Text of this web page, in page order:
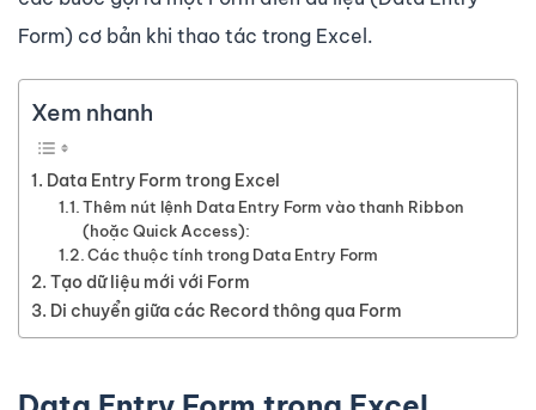
Form) cơ bản khi thao tác trong Excel.
Xem nhanh
Data Entry Form trong Excel
Thêm nút lệnh Data Entry Form vào thanh Ribbon
(hoặc Quick Access):
Các thuộc tính trong Data Entry Form
Tạo dữ liệu mới với Form
Di chuyển giữa các Record thông qua Form